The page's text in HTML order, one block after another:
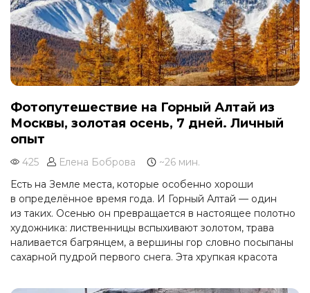
Фотопутешествие на Горный Алтай из
Москвы, золотая осень, 7 дней. Личный
опыт
425 Елена Боброва
~26 мин.
Есть на Земле места, которые особенно хороши
в определённое время года. И Горный Алтай — один
из таких. Осенью он превращается в настоящее полотно
художника: лиственницы вспыхивают золотом, трава
наливается багрянцем, а вершины гор словно посыпаны
сахарной пудрой первого снега. Эта хрупкая красота
мы и отправились.